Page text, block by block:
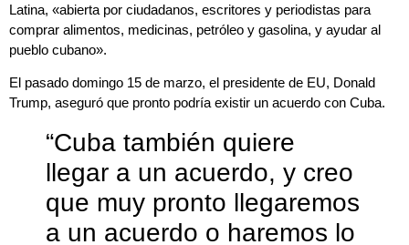
Latina, «abierta por ciudadanos, escritores y periodistas para
comprar alimentos, medicinas, petróleo y gasolina, y ayudar al
pueblo cubano».
El pasado domingo 15 de marzo, el presidente de EU, Donald
Trump, aseguró que pronto podría existir un acuerdo con Cuba.
“Cuba también quiere
llegar a un acuerdo, y creo
que muy pronto llegaremos
a un acuerdo o haremos lo